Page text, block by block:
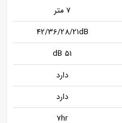
7 متر
42/36/28/21dB
51 dB
دارد
دارد
7hr